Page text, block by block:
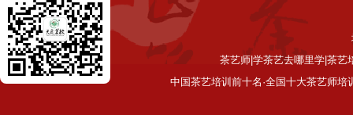
茶艺师|学茶艺去哪里学|茶艺
中国茶艺培训前十名·全国十大茶艺师培